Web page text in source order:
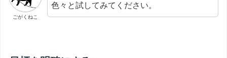
ごがくねこ
色々と試してみてください。